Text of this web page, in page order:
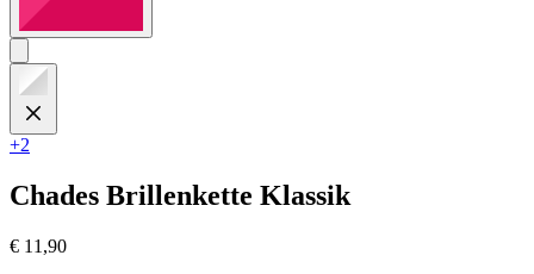
+2
Chades Brillenkette Klassik
€ 11,90